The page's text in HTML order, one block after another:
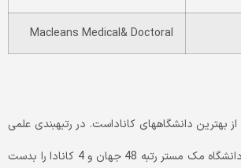
Macleans Medical& Doctoral
بهترین دانشگاه­های کاناداست. در رتبه­بندی علمی
ARWU، در سال 2018 دانشگاه مک مستر رتبه 48 جهان و 4 کانادا را بدست